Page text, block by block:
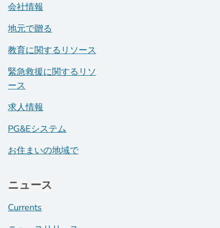
会社情報
地元で贈る
教育に関するリソース
緊急救援に関するリソ
ース
求人情報
PG&Eシステム
お住まいの地域で
ニュース
Currents